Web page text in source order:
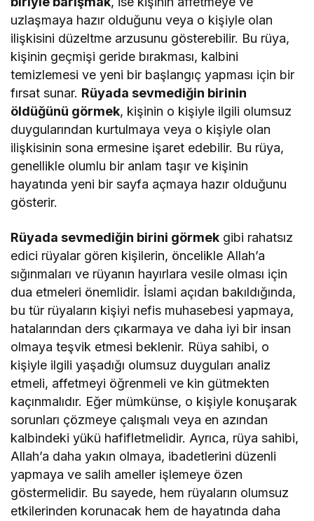
uzlaşmaya hazır olduğunu veya o kişiyle olan
ilişkisini düzeltme arzusunu gösterebilir. Bu rüya,
kişinin geçmişi geride bırakması, kalbini
temizlemesi ve yeni bir başlangıç yapması için bir
fırsat sunar. Rüyada sevmediğin birinin
öldüğünü görmek, kişinin o kişiyle ilgili olumsuz
duygularından kurtulmaya veya o kişiyle olan
ilişkisinin sona ermesine işaret edebilir. Bu rüya,
genellikle olumlu bir anlam taşır ve kişinin
hayatında yeni bir sayfa açmaya hazır olduğunu
gösterir.
Rüyada sevmediğin birini görmek gibi rahatsız
edici rüyalar gören kişilerin, öncelikle Allah’a
sığınmaları ve rüyanın hayırlara vesile olması için
dua etmeleri önemlidir. İslami açıdan bakıldığında,
bu tür rüyaların kişiyi nefis muhasebesi yapmaya,
hatalarından ders çıkarmaya ve daha iyi bir insan
olmaya teşvik etmesi beklenir. Rüya sahibi, o
kişiyle ilgili yaşadığı olumsuz duyguları analiz
etmeli, affetmeyi öğrenmeli ve kin gütmekten
kaçınmalıdır. Eğer mümkünse, o kişiyle konuşarak
sorunları çözmeye çalışmalı veya en azından
kalbindeki yükü hafifletmelidir. Ayrıca, rüya sahibi,
Allah’a daha yakın olmaya, ibadetlerini düzenli
yapmaya ve salih ameller işlemeye özen
göstermelidir. Bu sayede, hem rüyaların olumsuz
etkilerinden korunacak hem de hayatında daha